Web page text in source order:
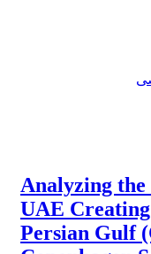
Analyzing the
UAE
Persian Gulf